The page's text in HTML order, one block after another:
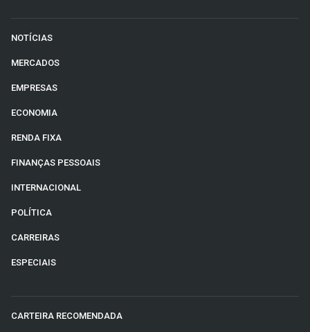
NOTÍCIAS
MERCADOS
EMPRESAS
ECONOMIA
RENDA FIXA
FINANÇAS PESSOAIS
INTERNACIONAL
POLÍTICA
CARREIRAS
ESPECIAIS
CARTEIRA RECOMENDADA